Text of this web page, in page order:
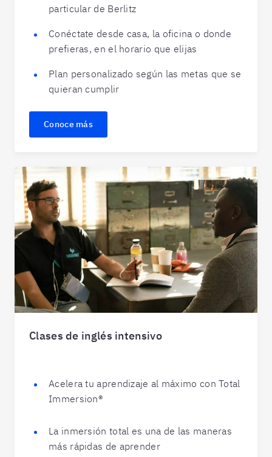
particular de Berlitz
Conéctate desde casa, la oficina o donde
prefieras, en el horario que elijas
Plan personalizado según las metas que se
quieran cumplir
Conoce más
Clases de inglés intensivo
Acelera tu aprendizaje al máximo con Total
Immersion®
La inmersión total es una de las maneras
más rápidas de aprender